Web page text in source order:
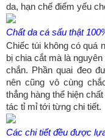
da, hạn chế điểm yếu
Chất da cá sấu thật
Chiếc túi không có quá
bị chia cắt mà là
chắn. Phần quai đeo
nên cũng vô cùng
thẳng hàng thể hiện
tác tỉ mỉ tới từng chi tiết.
Các chi tiết đều được